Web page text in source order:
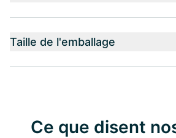
Taille de l'emballage
Ce que disent